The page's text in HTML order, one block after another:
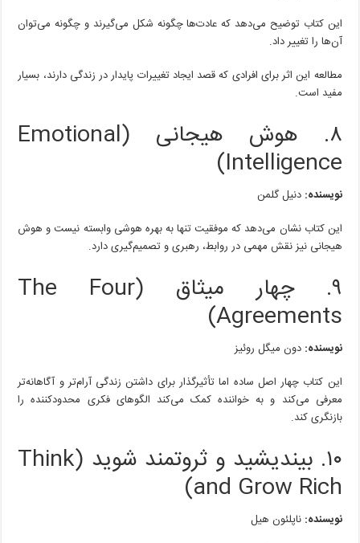
این کتاب توضیح می‌دهد که عادت‌ها چگونه شکل می‌گیرند و چگونه می‌توان
آن‌ها را تغییر داد.
مطالعه این اثر برای افرادی که قصد ایجاد تغییرات پایدار در زندگی دارند، بسیار
مفید است.
۸. هوش هیجانی (Emotional
Intelligence)
نویسنده: دنیل گلمن
این کتاب نشان می‌دهد که موفقیت تنها به بهره هوشی وابسته نیست و هوش
هیجانی نیز نقش مهمی در روابط، رهبری و تصمیم‌گیری دارد.
۹. چهار میثاق (The Four
Agreements)
نویسنده: دون میگل روئیز
این کتاب چهار اصل ساده اما تأثیرگذار برای داشتن زندگی آرام‌تر و آگاهانه‌تر
معرفی می‌کند و به خواننده کمک می‌کند الگوهای فکری محدودکننده را
بازنگری کند.
۱۰. بیندیشید و ثروتمند شوید (Think
and Grow Rich)
نویسنده: ناپلئون هیل